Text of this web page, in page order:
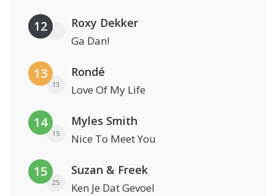
12 Roxy Dekker
Ga Dan!
13
13
Rondé
Love Of My Life
14
15
Myles Smith
Nice To Meet You
15
25
Suzan & Freek
Ken Je Dat Gevoel